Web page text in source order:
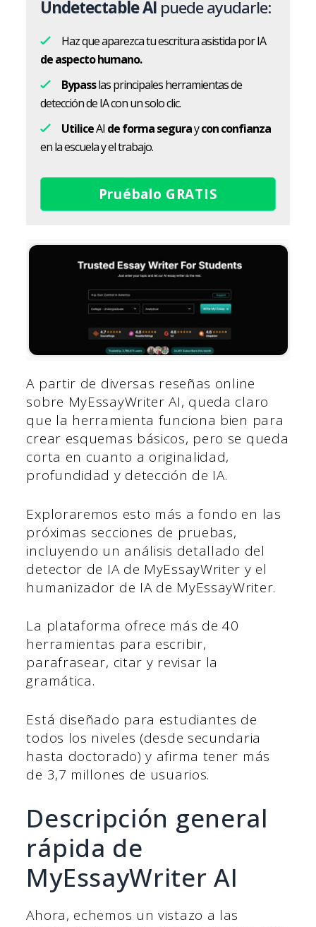
Undetectable AI puede ayudarle:
Haz que aparezca tu escritura asistida por IA
de aspecto humano.
Bypasslas principales herramientas de
detección de IA con un solo clic.
UtiliceAI de forma seguraycon confianza
en la escuela y el trabajo.
Pruébalo GRATIS
A partir de diversas reseñas online
sobre MyEssayWriter AI, queda claro
que la herramienta funciona bien para
crear esquemas básicos, pero se queda
corta en cuanto a originalidad,
profundidad y detección de IA.
Exploraremos esto más a fondo en las
próximas secciones de pruebas,
incluyendo un análisis detallado del
detector de IA de MyEssayWriter y el
humanizador de IA de MyEssayWriter.
La plataforma ofrece más de 40
herramientas para escribir,
parafrasear, citar y revisar la
gramática.
Está diseñado para estudiantes de
todos los niveles (desde secundaria
hasta doctorado) y afirma tener más
de 3,7 millones de usuarios.
Descripción general
rápida de
MyEssayWriter AI
Ahora, echemos un vistazo a las